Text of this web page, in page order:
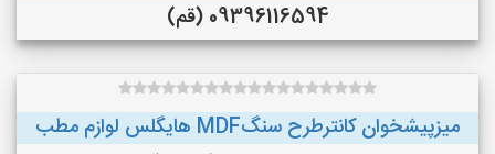
09396116594 (قم)
میزپیشخوان کانترطرح سنگMDF هایگلس لوازم مطب